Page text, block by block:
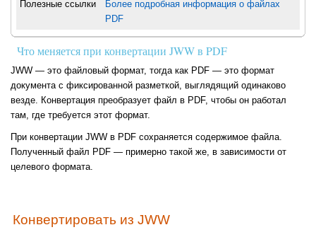
Полезные ссылки
Более подробная информация о файлах
PDF
Что меняется при конвертации JWW в PDF
JWW — это файловый формат, тогда как PDF — это формат
документа с фиксированной разметкой, выглядящий одинаково
везде. Конвертация преобразует файл в PDF, чтобы он работал
там, где требуется этот формат.
При конвертации JWW в PDF сохраняется содержимое файла.
Полученный файл PDF — примерно такой же, в зависимости от
целевого формата.
Конвертировать из JWW